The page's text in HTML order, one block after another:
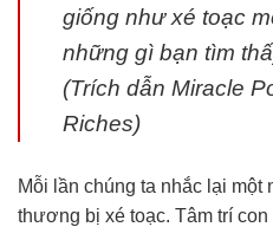
giống như xé toạc
những gì bạn tìm
(Trích dẫn Miracle
Riches)
Mỗi lần chúng ta nhắc lại một
thương bị xé toạc. Tâm trí